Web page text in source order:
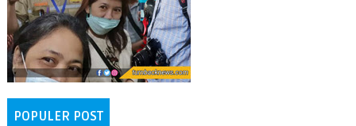
POPULER POST